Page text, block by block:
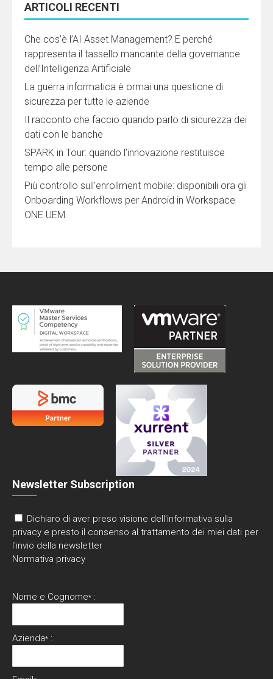
ARTICOLI RECENTI
Che cos’è l’AI Asset Management? E perché
rappresenta il tassello mancante della governance
dell’Intelligenza Artificiale
La guerra informatica è ormai una questione di
sicurezza per tutte le aziende
Il racconto che faccio quando parlo di sicurezza dei
dati con le banche
SPARK in Tour: quando l’innovazione restituisce
tempo alle persone
Più controllo sull’enrollment mobile: disponibili ora gli
Onboarding Workflows per Android in Workspace
ONE UEM
Newsletter Subscription
Dichiaro di aver preso visione dell'informativa sulla
privacy e presto il consenso al trattamento dei miei dati per
l'invio della newsletter
Normativa privacy
Nome e Cognome* :
Azienda* :